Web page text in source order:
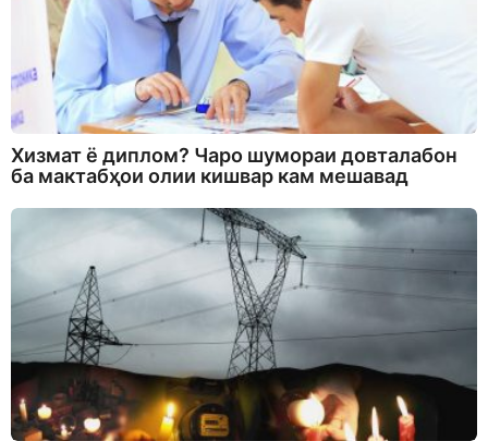
Хизмат ё диплом? Чаро шумораи довталабон
ба мактабҳои олии кишвар кам мешавад